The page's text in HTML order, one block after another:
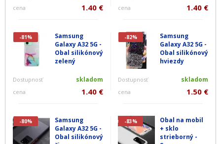
cena 1.40 € cena 1.40 €
-81%
Samsung
Galaxy A32 5G -
Obal silikónový
zelený
Dostupnosť skladom
cena 1.40 €
-82%
Samsung
Galaxy A32 5G -
Obal silikónový
hviezdy
Dostupnosť skladom
cena 1.50 €
-80%
Samsung
Galaxy A32 5G -
Obal silikónový
-83%
Obal na mobil
+ sklo
strieborný -